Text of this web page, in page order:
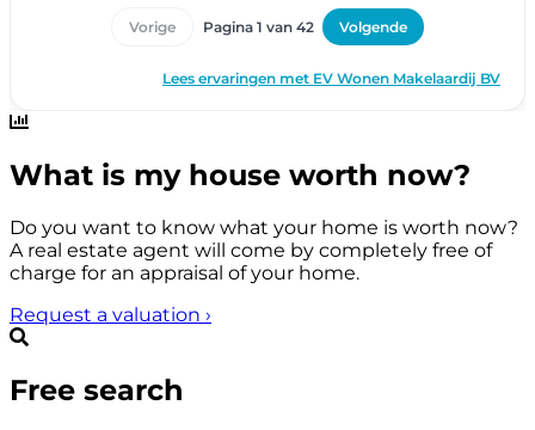
What is my house worth now?
Do you want to know what your home is worth now?
A real estate agent will come by completely free of
charge for an appraisal of your home.
Request a valuation ›
Free search